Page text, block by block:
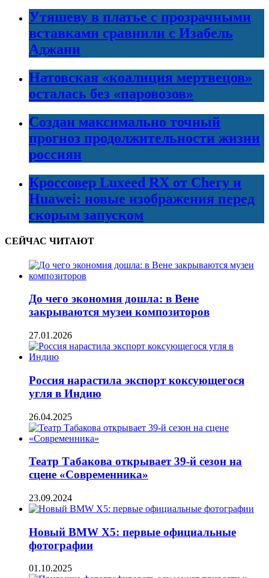
Утяшеву в платье с прозрачными
вставками сравнили с Изабель
Аджани
Натовская «коалиция мертвецов»
осталась без «паровозов»
Создан максимально точный
прогноз продолжительности жизни
россиян
Кроссовер Luxeed RX от Chery и
Huawei: новые изображения перед
скорым запуском
СЕЙЧАС ЧИТАЮТ
До чего экономия дошла: в Вене
закрываются музеи композиторов
27.01.2026
Россия нарастила экспорт коксующегося
угля в Индию
26.04.2025
Театр Табакова открывает 39-й сезон на
сцене «Современника»
23.09.2024
Новый BMW X5: первые официальные
фотографии
01.10.2025